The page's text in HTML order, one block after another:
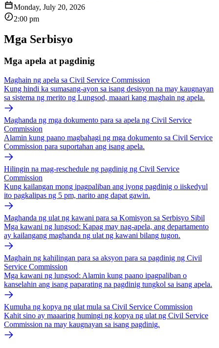
Monday, July 20, 2026
2:00 pm
Mga Serbisyo
Mga apela at pagdinig
Maghain ng apela sa Civil Service Commission
Kung hindi ka sumasang-ayon sa isang desisyon na may kaugnayan
sa sistema ng merito ng Lungsod, maaari kang maghain ng apela.
Maghanda ng mga dokumento para sa apela ng Civil Service
Commission
Alamin kung paano magbahagi ng mga dokumento sa Civil Service
Commission para suportahan ang isang apela.
Hilingin na mag-reschedule ng pagdinig ng Civil Service
Commission
Kung kailangan mong ipagpaliban ang iyong pagdinig o iiskedyul
ito pagkalipas ng 5 pm, narito ang dapat gawin.
Maghanda ng ulat ng kawani para sa Komisyon sa Serbisyo Sibil
Mga kawani ng lungsod: Kapag may nag-apela, ang departamento
ay kailangang maghanda ng ulat ng kawani bilang tugon.
Maghain ng kahilingan para sa aksyon para sa pagdinig ng Civil
Service Commission
Mga kawani ng lungsod: Alamin kung paano ipagpaliban o
kanselahin ang isang paparating na pagdinig tungkol sa isang apela.
Kumuha ng kopya ng ulat mula sa Civil Service Commission
Kahit sino ay maaaring humingi ng kopya ng ulat ng Civil Service
Commission na may kaugnayan sa isang pagdinig.